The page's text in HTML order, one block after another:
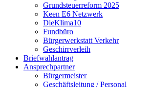
Grundsteuerreform 2025
Keen E6 Netzwerk
DieKlima10
Fundbüro
Bürgerwerkstatt Verkehr
Geschirrverleih
Briefwahlantrag
Ansprechpartner
Bürgermeister
Geschäftsleitung / Personal